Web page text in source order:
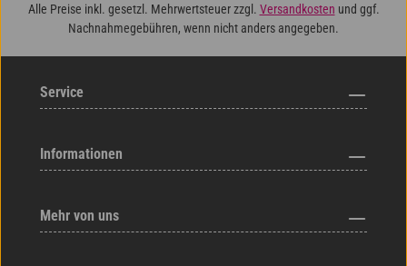
Alle Preise inkl. gesetzl. Mehrwertsteuer zzgl. Versandkosten und ggf.
Nachnahmegebühren, wenn nicht anders angegeben.
Service
Informationen
Mehr von uns